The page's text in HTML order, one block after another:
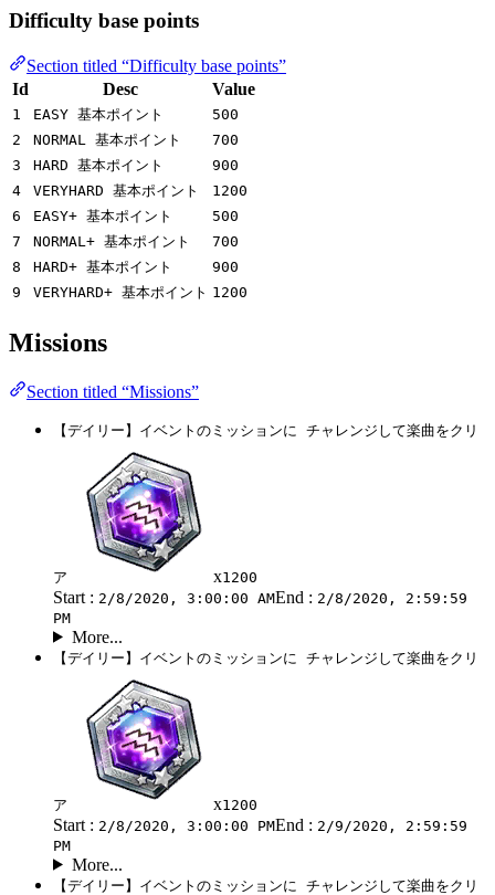
Difficulty base points
Section titled “Difficulty base points”
Id
Desc Value
1 EASY 基本ポイント
500
2
NORMAL 基本ポイント
700
3
HARD 基本ポイント
900
4
VERYHARD 基本ポイント
1200
6
EASY+ 基本ポイント
500
7
NORMAL+ 基本ポイント
700
8
HARD+ 基本ポイント
900
9
VERYHARD+ 基本ポイント 1200
Missions
Section titled “Missions”
【デイリー】イベントのミッションに チャレンジして楽曲をクリ
ア x1200
Start : 2/8/2020, 3:00:00 AMEnd : 2/8/2020, 2:59:59
PM
More...
【デイリー】イベントのミッションに チャレンジして楽曲をクリ
ア x1200
Start : 2/8/2020, 3:00:00 PMEnd : 2/9/2020, 2:59:59
PM
More...
【デイリー】イベントのミッションに チャレンジして楽曲をクリ